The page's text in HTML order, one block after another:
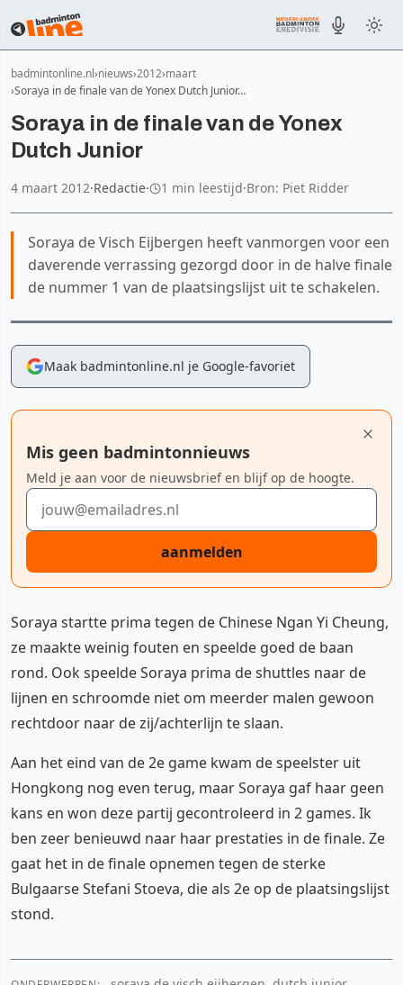
badmintonline.nl nieuws 2012 maart
Soraya in de finale van de Yonex Dutch Junior…
Soraya in de finale van de Yonex
Dutch Junior
4 maart 2012·Redactie· 1 min leestijd·Bron: Piet Ridder
Soraya de Visch Eijbergen heeft vanmorgen voor een
daverende verrassing gezorgd door in de halve finale
de nummer 1 van de plaatsingslijst uit te schakelen.
Maak badmintonline.nl je Google-favoriet
Mis geen badmintonnieuws
Meld je aan voor de nieuwsbrief en blijf op de hoogte.
E-mailadres
aanmelden
Soraya startte prima tegen de Chinese Ngan Yi Cheung,
ze maakte weinig fouten en speelde goed de baan
rond. Ook speelde Soraya prima de shuttles naar de
lijnen en schroomde niet om meerder malen gewoon
rechtdoor naar de zij/achterlijn te slaan.
Aan het eind van de 2e game kwam de speelster uit
Hongkong nog even terug, maar Soraya gaf haar geen
kans en won deze partij gecontroleerd in 2 games. Ik
ben zeer benieuwd naar haar prestaties in de finale. Ze
gaat het in de finale opnemen tegen de sterke
Bulgaarse Stefani Stoeva, die als 2e op de plaatsingslijst
stond.